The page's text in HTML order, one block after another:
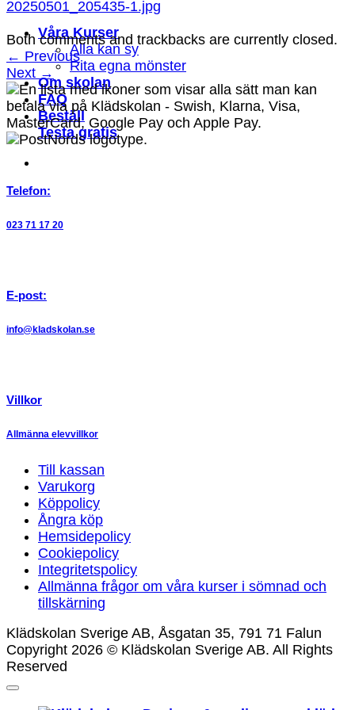
Våra Kurser
Alla kan sy
Rita egna mönster
Om skolan
FAQ
Beställ
Testa gratis
20250501_205435-1.jpg
Both comments and trackbacks are currently closed.
← Previous
Next →
Telefon:
023 71 17 20
E-post:
info@kladskolan.se
Villkor
Allmänna elevvillkor
Till kassan
Varukorg
Köppolicy
Ångra köp
Hemsidepolicy
Cookiepolicy
Integritetspolicy
Allmänna frågor om våra kurser i sömnad och
tillskärning
Klädskolan Sverige AB, Åsgatan 35, 791 71 Falun
Copyright 2026 © Klädskolan Sverige AB. All Rights
Reserved